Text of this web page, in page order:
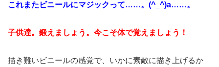
これまたビニールにマジックって……。(^_^)a……。
子供達。鍛えましょう。今こそ体で覚えましょう！
描き難いビニールの感覚で、いかに素敵に描き上げるか